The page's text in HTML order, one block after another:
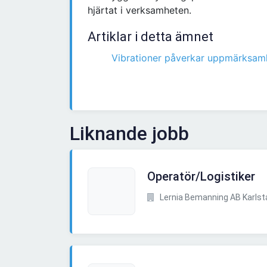
hjärtat i verksamheten.
Artiklar i detta ämnet
Vibrationer påverkar
Liknande jobb
Operatör/Logistiker
Lernia Bemanning AB